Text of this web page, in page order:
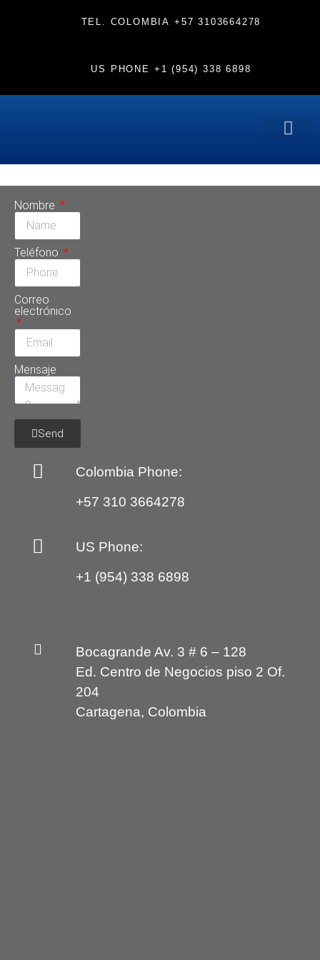
TEL. COLOMBIA +57 3103664278
US PHONE +1 (954) 338 6898
Nombre
Teléfono
Correo
electrónico
Mensaje
Send
Colombia Phone:
+57 310 3664278
US Phone:
+1 (954) 338 6898
Bocagrande Av. 3 # 6 – 128
Ed. Centro de Negocios piso 2 Of.
204
Cartagena, Colombia